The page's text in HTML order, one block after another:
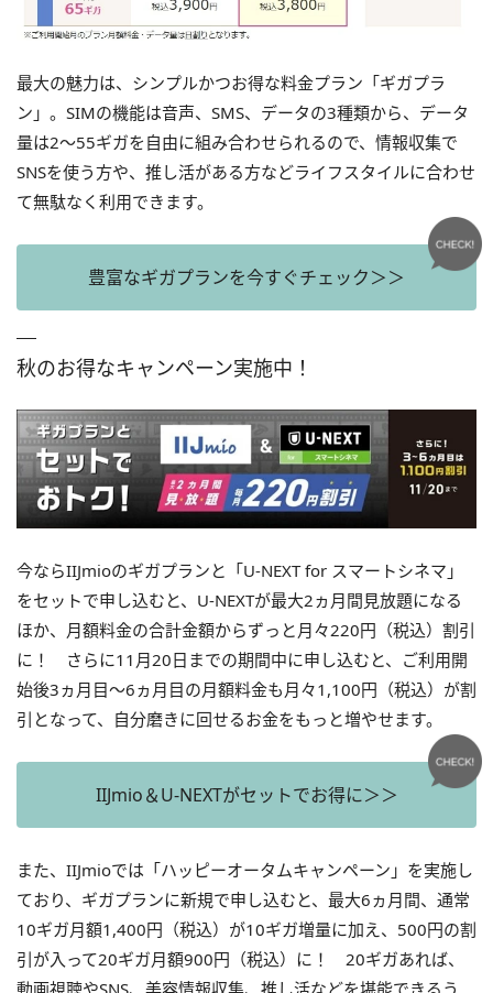
最大の魅力は、シンプルかつお得な料金プラン「ギガプラ
ン」。SIMの機能は音声、SMS、データの3種類から、データ
量は2〜55ギガを自由に組み合わせられるので、情報収集で
SNSを使う方や、推し活がある方などライフスタイルに合わせ
て無駄なく利用できます。
豊富なギガプランを今すぐチェック＞＞
秋のお得なキャンペーン実施中！
今ならIIJmioのギガプランと「U-NEXT for スマートシネマ」
をセットで申し込むと、U-NEXTが最大2ヵ月間見放題になる
ほか、月額料金の合計金額からずっと月々220円（税込）割引
に！ さらに11月20日までの期間中に申し込むと、ご利用開
始後3ヵ月目〜6ヵ月目の月額料金も月々1,100円（税込）が割
引となって、自分磨きに回せるお金をもっと増やせます。
IIJmio＆U-NEXTがセットでお得に＞＞
また、IIJmioでは「ハッピーオータムキャンペーン」を実施し
ており、ギガプランに新規で申し込むと、最大6ヵ月間、通常
10ギガ月額1,400円（税込）が10ギガ増量に加え、500円の割
引が入って20ギガ月額900円（税込）に！ 20ギガあれば、
動画視聴やSNS、美容情報収集、推し活などを堪能できるう